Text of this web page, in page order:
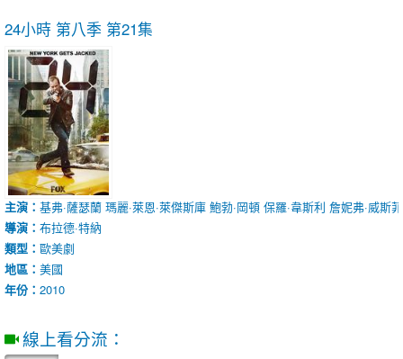
24小時 第八季 第21集
主演： 基弗·薩瑟蘭 瑪麗·萊恩·萊傑斯庫 鮑勃·岡頓 保羅·韋斯利 詹妮弗·威斯
導演： 布拉德·特納
類型： 歐美劇
地區： 美國
年份： 2010
線上看分流：